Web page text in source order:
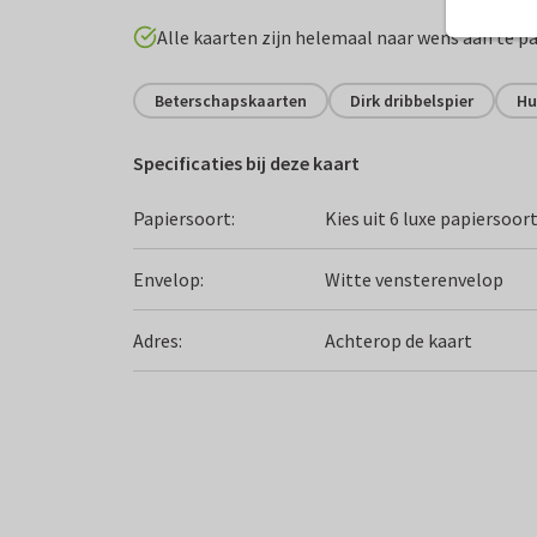
Alle kaarten zijn helemaal naar wens aan te
Beterschapskaarten Dirk dribbelspier
Specificaties bij deze kaart
Papiersoort: Kies uit 6 luxe
Envelop: Witte vensterenvelop
Adres: Achterop de kaart